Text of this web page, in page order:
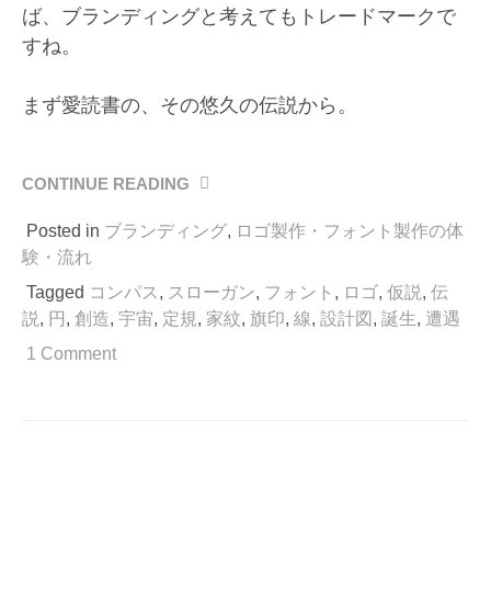
ば、ブランディングと考えてもトレードマークで
すね。
まず愛読書の、その悠久の伝説から。
CONTINUE READING
“線
円
遇
伝
Posted in ブランディング, ロゴ製作・フォント製作の体
験・流れ
Tagged コンパス , スローガン, フォント , ロゴ, 仮説, 伝
説, 円 , 創造, 宇宙, 定規, 家紋, 旗印, 線, 設計図 , 誕生, 遭遇
1 Comment